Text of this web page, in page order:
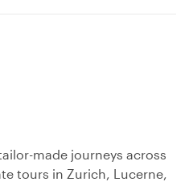
made journeys across
tours in Zurich, Lucerne,